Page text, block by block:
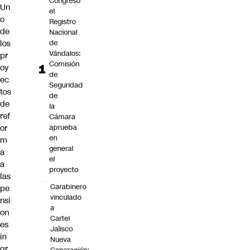
Un
o
de
los
pr
oy
ec
tos
de
ref
or
m
a
a
las
pe
nsi
on
es
in
el
Registro
Nacional
de
Vándalos:
Comisión
de
Seguridad
de
la
Cámara
aprueba
en
general
el
proyecto
Carabinero
vinculado
a
Cartel
Jalisco
Nueva